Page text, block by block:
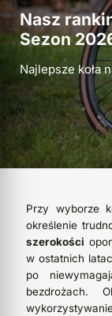
Nasz
Sezon
Najlepsze koła
Przy wyborze
określenie
szerokości
w ostatnich
po
bezdrożach.